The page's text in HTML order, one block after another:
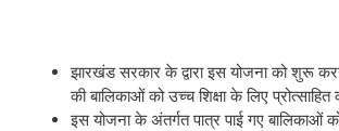
झारखंड सरकार के द्वारा इस योजना को शुरू
की बालिकाओं को उच्च शिक्षा के लिए
इस योजना के अंतर्गत पात्र पाई गए बालिकाओं